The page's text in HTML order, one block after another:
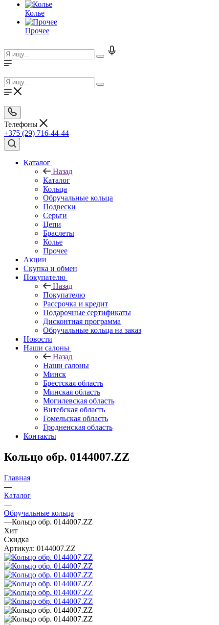
Колье
Прочее
Телефоны
+375 (29) 716-44-44
Каталог
Назад
Каталог
Кольца
Обручальные кольца
Подвески
Серьги
Цепи
Браслеты
Колье
Прочее
Акции
Скупка и обмен
Покупателю
Назад
Покупателю
Рассрочка и кредит
Подарочные сертификаты
Дисконтная программа
Обручальные кольца на заказ
Новости
Наши салоны
Назад
Наши салоны
Минск
Брестская область
Минская область
Могилевская область
Витебская область
Гомельская область
Гродненская область
Контакты
Кольцо обр. 0144007.ZZ
Главная
—
Каталог
—
Обручальные кольца
—Кольцо обр. 0144007.ZZ
Хит
Скидка
Артикул: 0144007.ZZ